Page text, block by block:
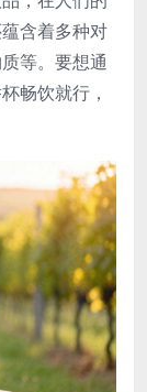
含着多种对
等。要想通
畅饮就行，